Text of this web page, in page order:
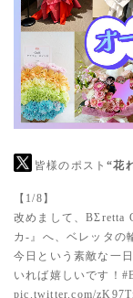
皆様のポスト“花
【1/8】
改めまして、BΣretta
カ-』へ、ベレッタの
今日という素敵な一
いれば嬉しいです！
pic.twitter.com/